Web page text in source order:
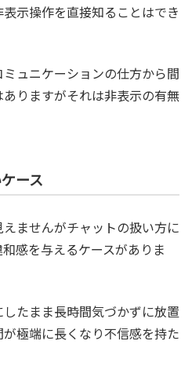
示操作を直接知ることはでき
ュニケーションの仕方から間
りますがそれは非表示の有無
ース
ませんがチャットの扱い方に
感を与えるケースがありま
たまま長時間気づかずに放置
極端に長くなり不信感を持た